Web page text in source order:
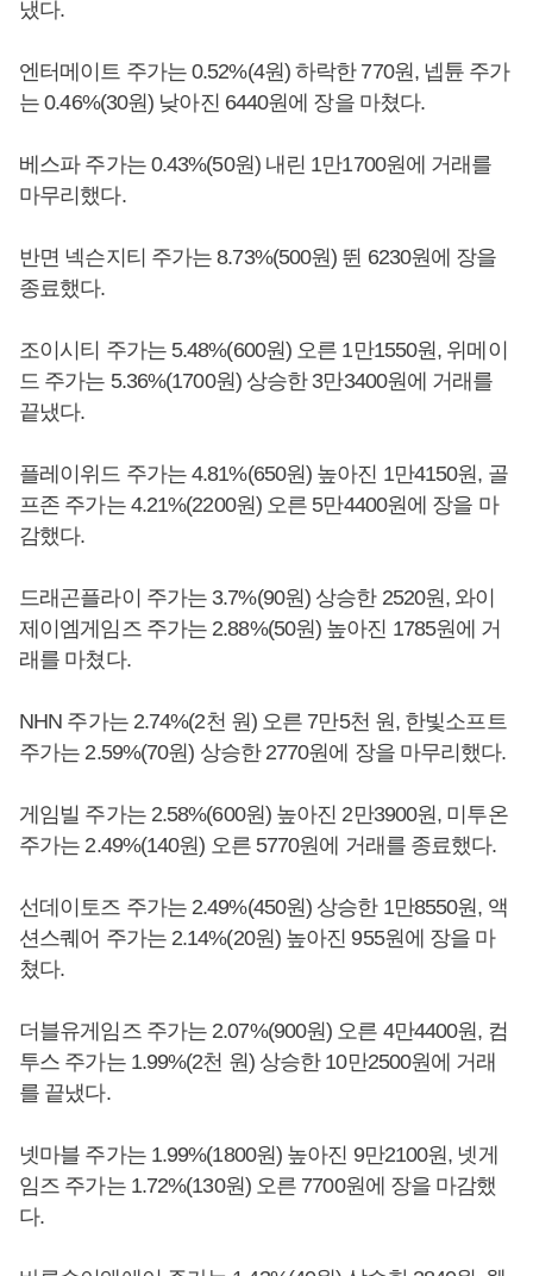
냈다.
엔터메이트 주가는 0.52%(4원) 하락한 770원, 넵튠 주가
는 0.46%(30원) 낮아진 6440원에 장을 마쳤다.
베스파 주가는 0.43%(50원) 내린 1만1700원에 거래를
마무리했다.
반면 넥슨지티 주가는 8.73%(500원) 뛴 6230원에 장을
종료했다.
조이시티 주가는 5.48%(600원) 오른 1만1550원, 위메이
드 주가는 5.36%(1700원) 상승한 3만3400원에 거래를
끝냈다.
플레이위드 주가는 4.81%(650원) 높아진 1만4150원, 골
프존 주가는 4.21%(2200원) 오른 5만4400원에 장을 마
감했다.
드래곤플라이 주가는 3.7%(90원) 상승한 2520원, 와이
제이엠게임즈 주가는 2.88%(50원) 높아진 1785원에 거
래를 마쳤다.
NHN 주가는 2.74%(2천 원) 오른 7만5천 원, 한빛소프트
주가는 2.59%(70원) 상승한 2770원에 장을 마무리했다.
게임빌 주가는 2.58%(600원) 높아진 2만3900원, 미투온
주가는 2.49%(140원) 오른 5770원에 거래를 종료했다.
선데이토즈 주가는 2.49%(450원) 상승한 1만8550원, 액
션스퀘어 주가는 2.14%(20원) 높아진 955원에 장을 마
쳤다.
더블유게임즈 주가는 2.07%(900원) 오른 4만4400원, 컴
투스 주가는 1.99%(2천 원) 상승한 10만2500원에 거래
를 끝냈다.
넷마블 주가는 1.99%(1800원) 높아진 9만2100원, 넷게
임즈 주가는 1.72%(130원) 오른 7700원에 장을 마감했
다.